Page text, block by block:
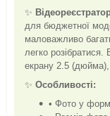
✨
для бюджетної
маловажливо
легко
екрану 2.5 (дюйма),
✨ Особливості:
• Фото у